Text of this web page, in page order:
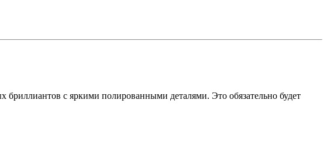
с яркими полированными деталями. Это обязательно будет